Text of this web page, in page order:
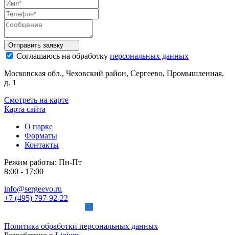
Отправить заявку
Соглашаюсь на обработку персональных данных
Московская обл., Чеховский район, Сергеево, Промышленная,
д. 1
Смотреть на карте
Карта сайта
О парке
Форматы
Контакты
Режим работы: Пн-Пт
8:00 - 17:00
info@sergeevo.ru
+7 (495) 797-92-22
Политика обработки персональных данных